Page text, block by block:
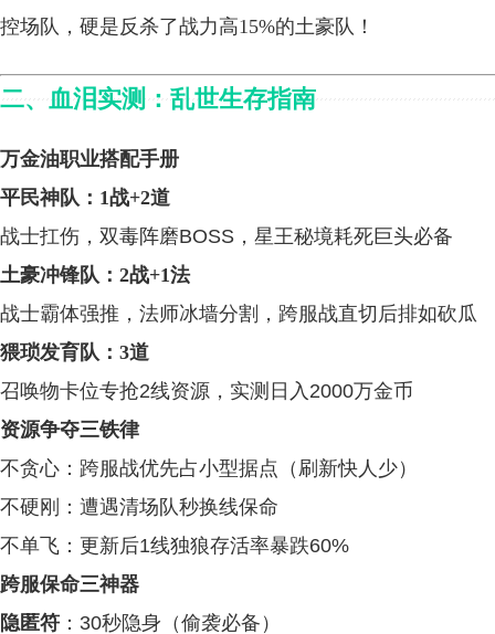
控场队，硬是反杀了战力高15%的土豪队！
二、血泪实测：乱世生存指南
万金油职业搭配手册
平民神队：1战+2道
战士扛伤，双毒阵磨BOSS，星王秘境耗死巨头必备
土豪冲锋队：2战+1法
战士霸体强推，法师冰墙分割，跨服战直切后排如砍瓜
猥琐发育队：3道
召唤物卡位专抢2线资源，实测日入2000万金币
资源争夺三铁律
不贪心：跨服战优先占小型据点（刷新快人少）
不硬刚：遭遇清场队秒换线保命
不单飞：更新后1线独狼存活率暴跌60%
跨服保命三神器
隐匿符 ：30秒隐身（偷袭必备）